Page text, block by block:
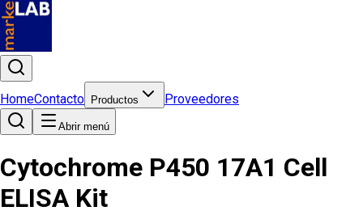
HomeContacto Productos Proveedores
Abrir menú
Cytochrome P450 17A1 Cell
ELISA Kit